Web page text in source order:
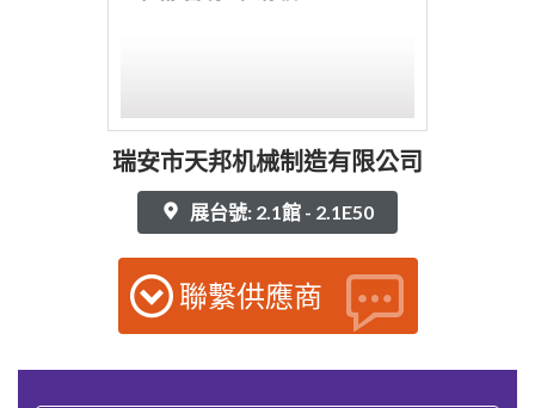
瑞安市天邦机械制造有限公司
展台號: 2.1館 - 2.1E50
聯繫供應商